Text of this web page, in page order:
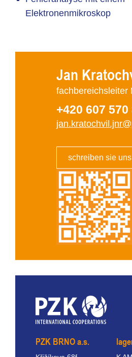
Elektronenmikroskop
Jan
fachbereichsleiter
+420 607 570
schreiben sie uns
PZK BRNO a.s.